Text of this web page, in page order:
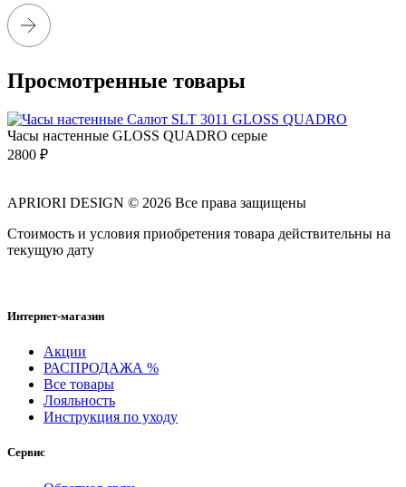
Просмотренные товары
Часы настенные GLOSS QUADRO серые
2800 ₽
APRIORI DESIGN © 2026 Все права защищены
Cтоимость и условия приобретения товара действительны на
текущую дату
Интернет-магазин
Акции
РАСПРОДАЖА %
Все товары
Лояльность
Инструкция по уходу
Сервис